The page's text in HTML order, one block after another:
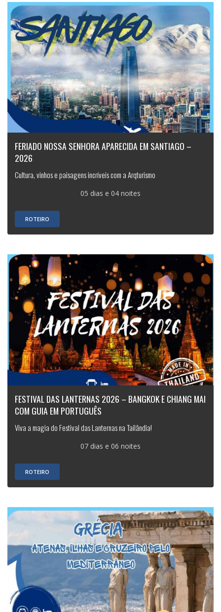
FERIADO NOSSA SENHORA APARECIDA EM SANTIAGO –
2026
Cultura, vinhos e paisagens incríveis com a Arqturismo
05 dias e 04 noites
ROTEIRO
FESTIVAL DAS LANTERNAS 2026 – BANGKOK E CHIANG MAI
COM GUIA EM PORTUGUÊS
Viva a magia do Festival das Lanternas na Tailândia!
07 dias e 06 noites
ROTEIRO